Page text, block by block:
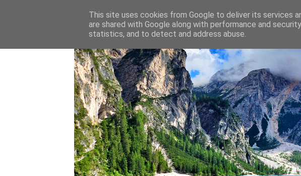
This site uses cookies from Google to deliver its services
are shared with Google along with performance and
statistics, and to detect and address abuse.